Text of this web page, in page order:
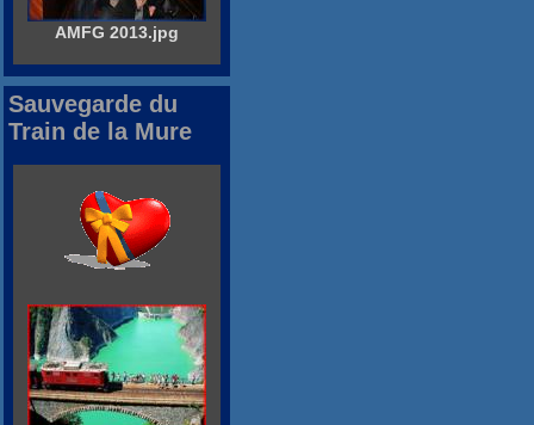
AMFG 2013.jpg
Sauvegarde du
Train de la Mure